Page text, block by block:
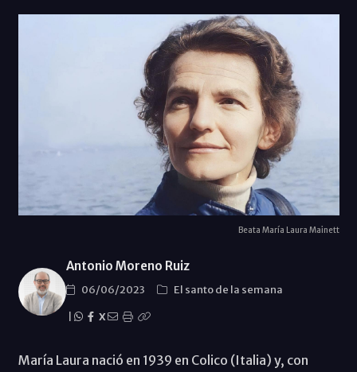
Beata María Laura Mainett
Antonio Moreno Ruiz
06/06/2023
El santo de la semana
X
María Laura nació en 1939 en Colico (Italia) y, con